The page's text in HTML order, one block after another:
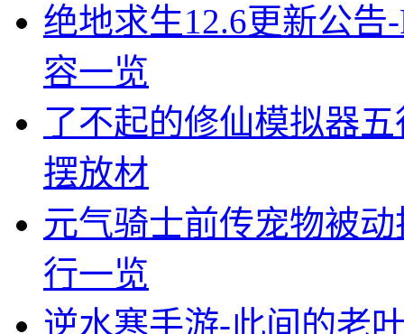
绝地求生12.6更新公告
容一览
了不起的修仙模拟器
摆放材
元气骑士前传宠物被
行一览
逆水寒手游-此间的老